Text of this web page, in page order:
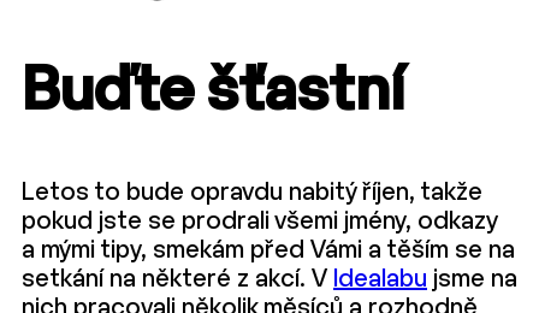
Buďte šťastní
Letos to bude opravdu nabitý říjen, takže
pokud jste se prodrali všemi jmény, odkazy
a mými tipy, smekám před Vámi a těším se na
setkání na některé z akcí. V Idealabu jsme na